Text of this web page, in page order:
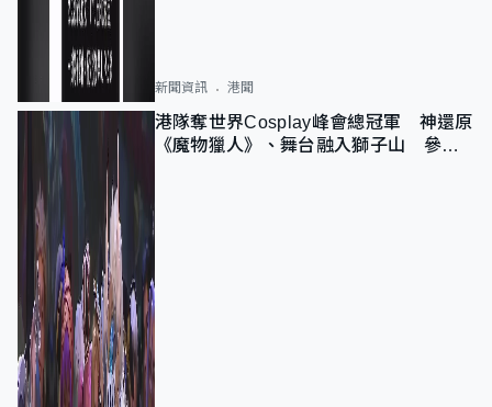
新聞資訊 港聞
港隊奪世界Cosplay峰會總冠軍 神還原
《魔物獵人》、舞台融入獅子山 參賽